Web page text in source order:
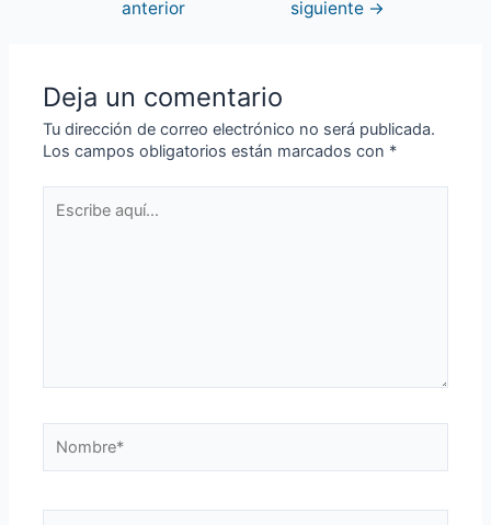
anterior siguiente →
Deja un comentario
Tu dirección de correo electrónico no será publicada.
Los campos obligatorios están marcados con *